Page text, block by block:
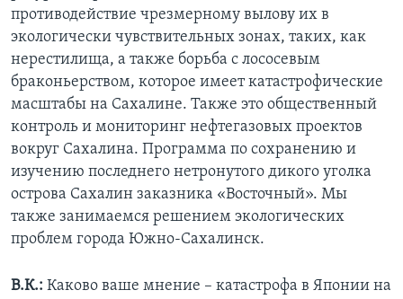
противодействие чрезмерному вылову их в
экологически чувствительных зонах, таких, как
нерестилища, а также борьба с лососевым
браконьерством, которое имеет катастрофические
масштабы на Сахалине. Также это общественный
контроль и мониторинг нефтегазовых проектов
вокруг Сахалина. Программа по сохранению и
изучению последнего нетронутого дикого уголка
острова Сахалин заказника «Восточный». Мы
также занимаемся решением экологических
проблем города Южно-Сахалинск.
В.К.: Каково ваше мнение – катастрофа в Японии на